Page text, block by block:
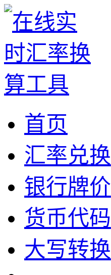
首页
汇率兑换
银行牌价
货币代码
大写转换